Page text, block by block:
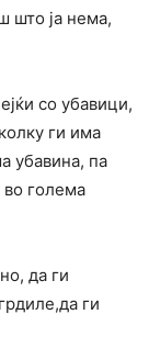
што ја нема,
со убавици,
ги има
убавина, па
во голема
да ги
ги